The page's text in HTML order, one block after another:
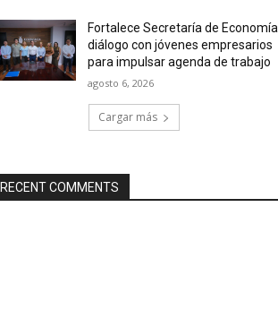
Fortalece Secretaría de Economía
diálogo con jóvenes empresarios
para impulsar agenda de trabajo
agosto 6, 2026
Cargar más
RECENT COMMENTS